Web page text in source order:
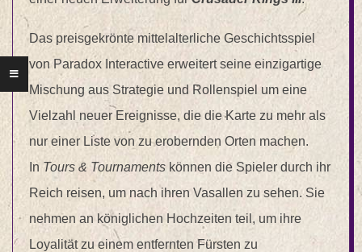
Das preisgekrönte mittelalterliche Geschichtsspiel
von Paradox Interactive erweitert seine einzigartige
Mischung aus Strategie und Rollenspiel um eine
Vielzahl neuer Ereignisse, die die Karte zu mehr als
nur einer Liste von zu erobernden Orten machen.
In Tours & Tournaments können die Spieler durch ihr
Reich reisen, um nach ihren Vasallen zu sehen. Sie
nehmen an königlichen Hochzeiten teil, um ihre
Loyalität zu einem entfernten Fürsten zu